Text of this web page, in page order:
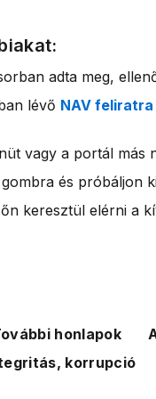
adta meg,
lévő NAV feliratra
vagy a portál más
és próbáljon
keresztül elérni a
honlapok
korrupció